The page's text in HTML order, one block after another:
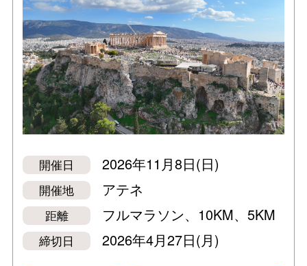
開催日 2026年11月8日(日)
開催地 アテネ
距離 フルマラソン、10KM、5KM
締切日 2026年4月27日(月)